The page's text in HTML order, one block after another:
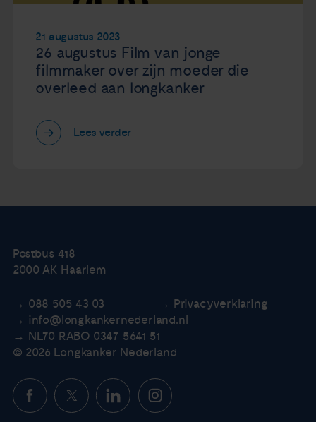
21 augustus 2023
26 augustus Film van jonge
filmmaker over zijn moeder die
overleed aan longkanker
Lees verder
Postbus 418
2000 AK Haarlem
088 505 43 03
Privacyverklaring
info@longkankernederland.nl
NL70 RABO 0347 5641 51
© 2026 Longkanker Nederland